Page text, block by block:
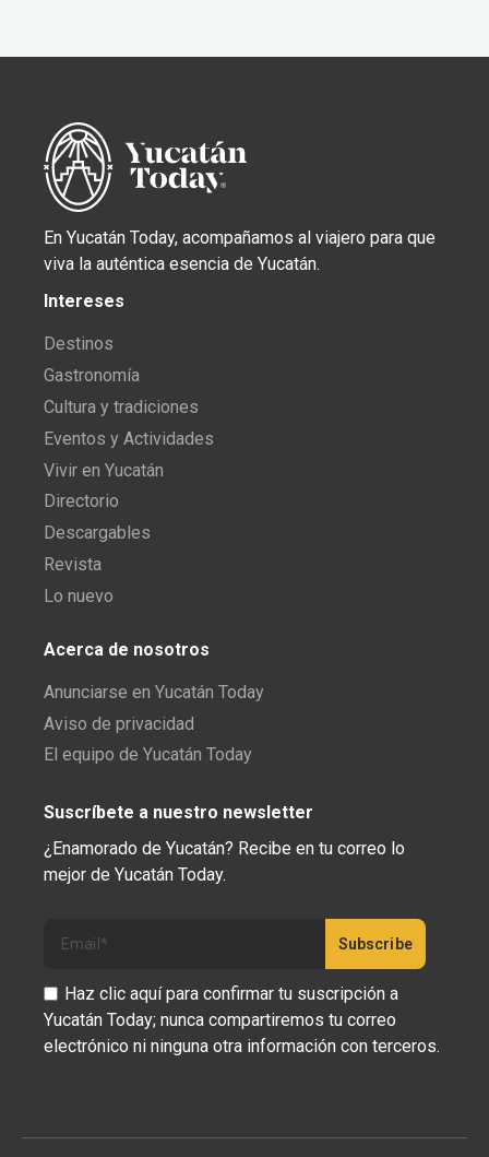
En Yucatán Today, acompañamos al viajero para que
viva la auténtica esencia de Yucatán.
Intereses
Destinos
Gastronomía
Cultura y tradiciones
Eventos y Actividades
Vivir en Yucatán
Directorio
Descargables
Revista
Lo nuevo
Acerca de nosotros
Anunciarse en Yucatán Today
Aviso de privacidad
El equipo de Yucatán Today
Suscríbete a nuestro newsletter
¿Enamorado de Yucatán? Recibe en tu correo lo
mejor de Yucatán Today.
Haz clic aquí para confirmar tu suscripción a
Yucatán Today; nunca compartiremos tu correo
electrónico ni ninguna otra información con terceros.